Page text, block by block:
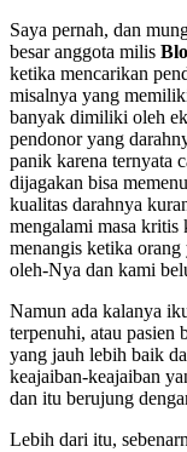
Saya pernah, dan
besar anggota milis
ketika mencarikan
misalnya yang
banyak dimiliki oleh
pendonor yang
panik karena ternyata
dijagakan bisa
kualitas darahnya
mengalami masa kritis
menangis ketika
oleh-Nya dan kami
Namun ada kalanya
terpenuhi, atau pasien
yang jauh lebih baik
keajaiban-keajaiban
dan itu berujung
Lebih dari itu,